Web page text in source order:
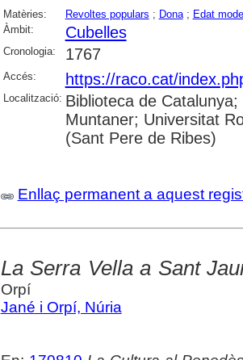
Matèries: Revoltes populars ; Dona; Edat
Àmbit:
Cubelles
Cronologia: 1767
Accés: https://raco.cat/
Localització: Biblioteca de
Muntaner; Universitat
(Sant Pere de Ribes)
Enllaç permanent a aquest
La Serra Vella a Sant
Orpí
Jané i Orpí, Núria